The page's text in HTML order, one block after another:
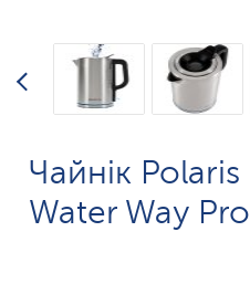
Чайнік
Water Way